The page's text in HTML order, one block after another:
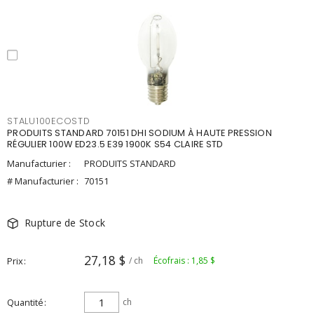
STALU100ECOSTD
PRODUITS STANDARD 70151 DHI SODIUM À HAUTE PRESSION
RÉGULIER 100W ED23.5 E39 1900K S54 CLAIRE STD
Manufacturier :
PRODUITS STANDARD
# Manufacturier : 70151
Rupture de Stock
Prix 27,18 $ / ch Écofrais : 1,85 $
Quantité ch